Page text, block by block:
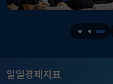
일일경제지표
달러-원